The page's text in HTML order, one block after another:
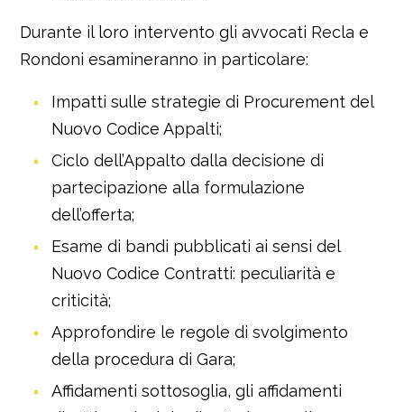
Durante il loro intervento gli avvocati Recla e
Rondoni esamineranno in particolare:
Impatti sulle strategie di Procurement del
Nuovo Codice Appalti;
Ciclo dell’Appalto dalla decisione di
partecipazione alla formulazione
dell’offerta;
Esame di bandi pubblicati ai sensi del
Nuovo Codice Contratti: peculiarità e
criticità;
Approfondire le regole di svolgimento
della procedura di Gara;
Affidamenti sottosoglia, gli affidamenti